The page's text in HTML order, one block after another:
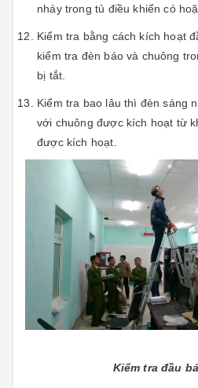
nháy trong tủ điều khiển có
Kiểm tra bằng cách kích hoạt
kiểm tra đèn báo và chuông
bị tắt.
Kiểm tra bao lâu thì đèn sáng
với chuông được kích hoạt từ
được kích hoạt.
Kiểm tra đầu